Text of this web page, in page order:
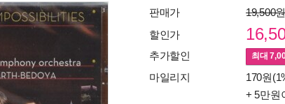
판매가
19,500원
할인가
추가할인 최대
마일리지
170원
+ 5만원